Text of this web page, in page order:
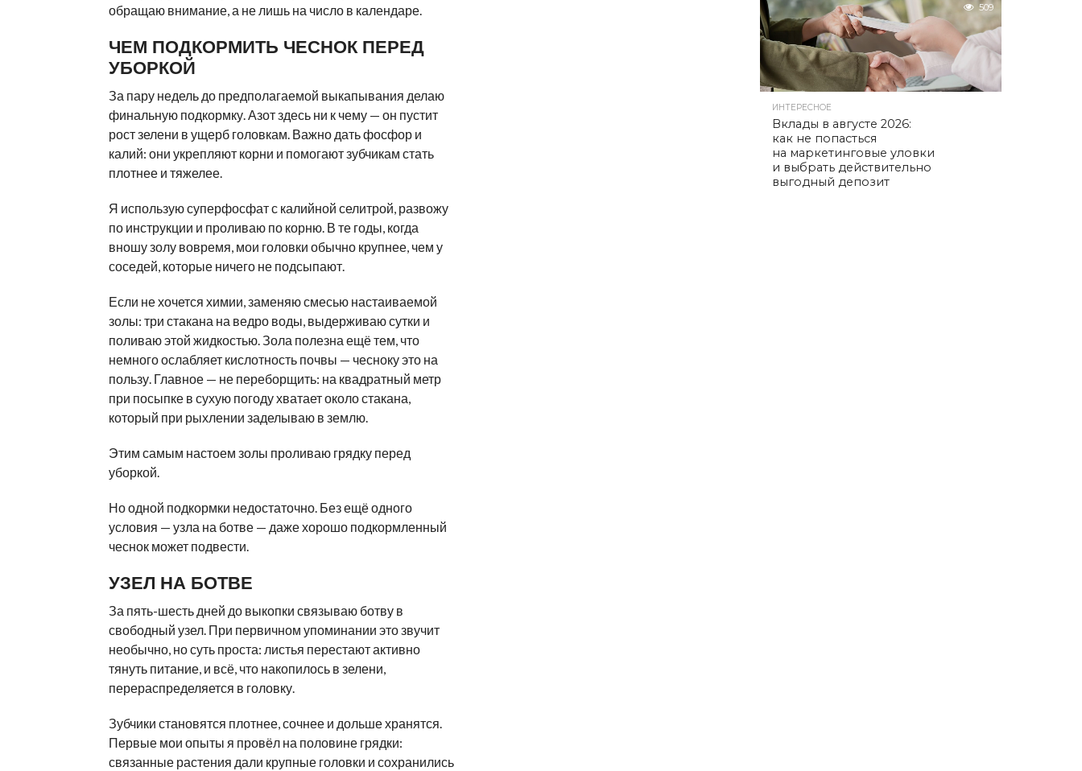
обращаю внимание, а не лишь на число в календаре.
ЧЕМ ПОДКОРМИТЬ ЧЕСНОК ПЕРЕД
УБОРКОЙ
За пару недель до предполагаемой выкапывания делаю
финальную подкормку. Азот здесь ни к чему — он пустит
рост зелени в ущерб головкам. Важно дать фосфор и
калий: они укрепляют корни и помогают зубчикам стать
плотнее и тяжелее.
Я использую суперфосфат с калийной селитрой, развожу
по инструкции и проливаю по корню. В те годы, когда
вношу золу вовремя, мои головки обычно крупнее, чем у
соседей, которые ничего не подсыпают.
Если не хочется химии, заменяю смесью настаиваемой
золы: три стакана на ведро воды, выдерживаю сутки и
поливаю этой жидкостью. Зола полезна ещё тем, что
немного ослабляет кислотность почвы — чесноку это на
пользу. Главное — не переборщить: на квадратный метр
при посыпке в сухую погоду хватает около стакана,
который при рыхлении заделываю в землю.
Этим самым настоем золы проливаю грядку перед
уборкой.
Но одной подкормки недостаточно. Без ещё одного
условия — узла на ботве — даже хорошо подкормленный
чеснок может подвести.
УЗЕЛ НА БОТВЕ
За пять-шесть дней до выкопки связываю ботву в
свободный узел. При первичном упоминании это звучит
необычно, но суть проста: листья перестают активно
тянуть питание, и всё, что накопилось в зелени,
перераспределяется в головку.
Зубчики становятся плотнее, сочнее и дольше хранятся.
Первые мои опыты я провёл на половине грядки:
связанные растения дали крупные головки и сохранились
509
ИНТЕРЕСНОЕ
Вклады в августе 2026:
как не попасться
на маркетинговые уловки
и выбрать действительно
выгодный депозит